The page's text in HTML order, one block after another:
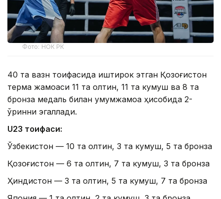
Фото: НОК РК
40 та вазн тоифасида иштирок этган Қозоғистон
терма жамоаси 11 та олтин, 11 та кумуш ва 8 та
бронза медаль билан умумжамоа ҳисобида 2-
ўринни эгаллади.
U23 тоифаси:
Ўзбекистон — 10 та олтин, 3 та кумуш, 5 та бронза
Қозоғистон — 6 та олтин, 7 та кумуш, 3 та бронза
Ҳиндистон — 3 та олтин, 5 та кумуш, 7 та бронза